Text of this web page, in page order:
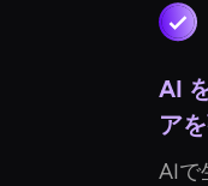
AI
ア
AIで